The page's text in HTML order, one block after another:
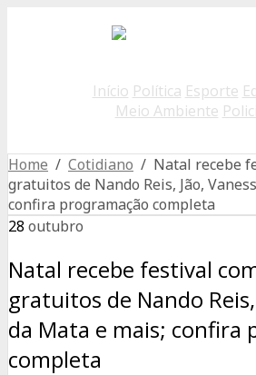
Início Política Esporte
Meio Ambiente
Home / Cotidiano / Natal recebe
gratuitos de Nando Reis, Jão,
confira programação completa
28 outubro
Natal recebe festival
gratuitos de Nando Reis,
da Mata e mais; confira
completa